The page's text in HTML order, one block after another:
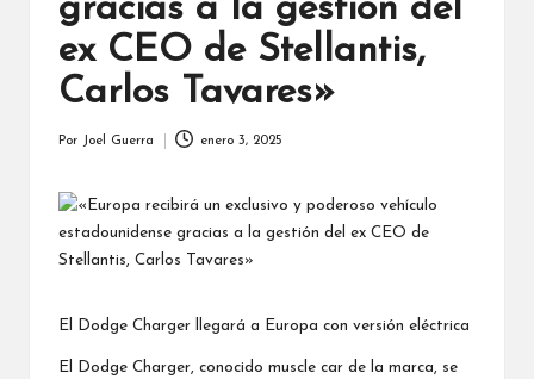
gracias a la gestión del
ex CEO de Stellantis,
Carlos Tavares»
Por Joel Guerra enero 3, 2025
El Dodge Charger llegará a Europa con versión eléctrica
El Dodge Charger, conocido muscle car de la marca, se